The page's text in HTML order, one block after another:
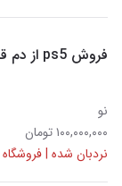
فروش ps5 از دم قسط با کارت اعتباری رفاه
نو
۱۰۰,۰۰۰,۰۰۰ تومان
نردبان شده | فروشگاه